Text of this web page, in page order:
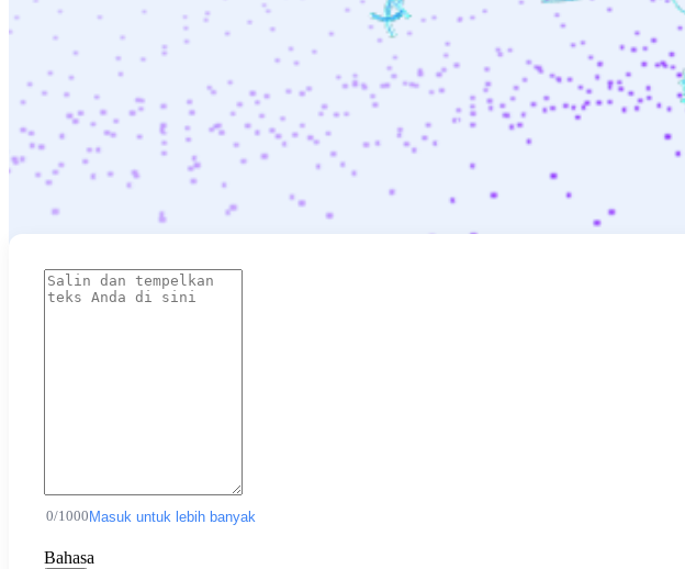
0/1000Masuk untuk lebih banyak
Bahasa